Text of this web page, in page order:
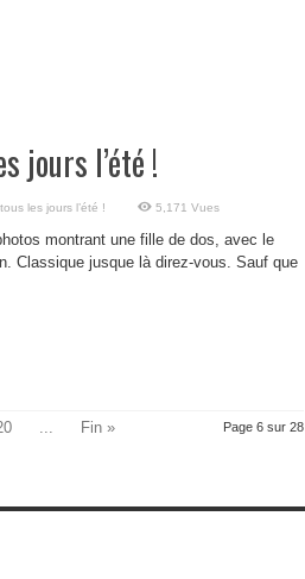
jours l’été !
les jours l’été ! 5,171 Vues
montrant une fille de dos, avec le
Classique jusque là direz-vous. Sauf que
Page 6 sur 28
... Fin »